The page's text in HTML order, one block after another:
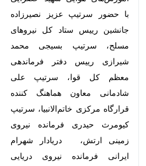
ستاد کل نیروهای مسلح، سرتیپ
بسیجی محمد شیرازی رییس دفتر
فرماندهی معظم کل قوا، سرتیپ علی
شادمانی معاون هماهنگ کننده قرارگاه
مرکزی خاتم‌الانبیا، سرتیپ کیومرث
حیدری فرمانده نیروی زمینی ارتش،
دریادار شهرام ایرانی فرمانده نیروی
دریایی ارتش، سرتیپ پاسدار سید
مجید موسوی جانشین فرمانده نیروی
هوافضای سپاه، سرتیپ غلامرضا